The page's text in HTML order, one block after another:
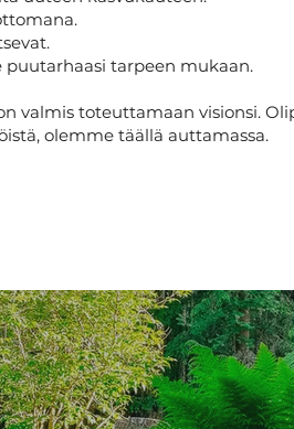
tarpeen mukaan.
valmis toteuttamaan visionsi.
olemme täällä auttamassa.